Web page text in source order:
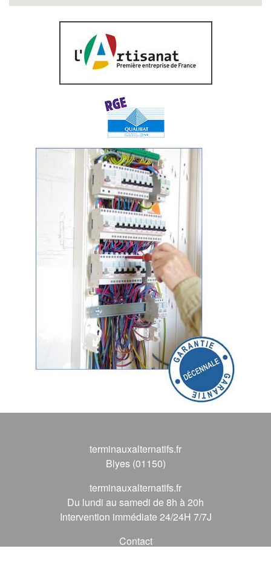
terminauxalternatifs.fr
Blyes (01150)
terminauxalternatifs.fr
Du lundi au samedi de 8h à 20h
Intervention immédiate 24/24H 7/7J
Contact